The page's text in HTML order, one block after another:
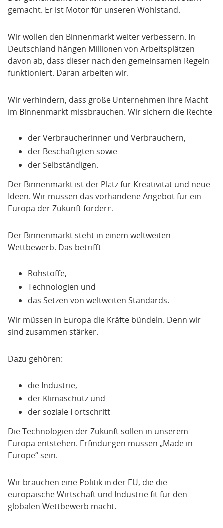
gemacht. Er ist Motor für unseren Wohlstand.
Wir wollen den Binnenmarkt weiter verbessern. In
Deutschland hängen Millionen von Arbeitsplätzen
davon ab, dass dieser nach den gemeinsamen Regeln
funktioniert. Daran arbeiten wir.
Wir verhindern, dass große Unternehmen ihre Macht
im Binnenmarkt missbrauchen. Wir sichern die Rechte
der Verbraucherinnen und Verbrauchern,
der Beschäftigten sowie
der Selbständigen.
Der Binnenmarkt ist der Platz für Kreativität und neue
Ideen. Wir müssen das vorhandene Angebot für ein
Europa der Zukunft fördern.
Der Binnenmarkt steht in einem weltweiten
Wettbewerb. Das betrifft
Rohstoffe,
Technologien und
das Setzen von weltweiten Standards.
Wir müssen in Europa die Kräfte bündeln. Denn wir
sind zusammen stärker.
Dazu gehören:
die Industrie,
der Klimaschutz und
der soziale Fortschritt.
Die Technologien der Zukunft sollen in unserem
Europa entstehen. Erfindungen müssen „Made in
Europe“ sein.
Wir brauchen eine Politik in der EU, die die
europäische Wirtschaft und Industrie fit für den
globalen Wettbewerb macht.